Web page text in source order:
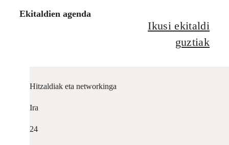
Ekitaldien agenda
Ikusi ekitaldi
guztiak
Hitzaldiak eta networkinga
Ira
24